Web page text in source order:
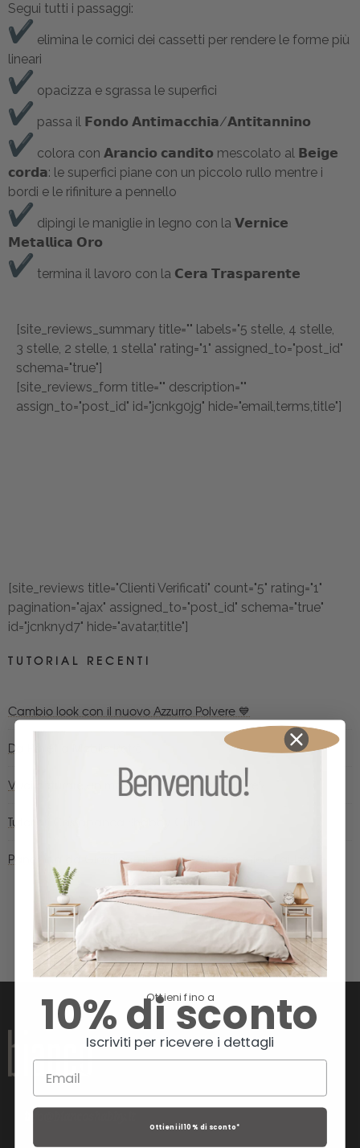
Segui tutti i passaggi:
elimina le cornici dei cassetti per rendere le forme più
lineari
opacizza e sgrassa le superfici
passa il 𝗙𝗼𝗻𝗱𝗼 𝗔𝗻𝘁𝗶𝗺𝗮𝗰𝗰𝗵𝗶𝗮/𝗔𝗻𝘁𝗶𝘁𝗮𝗻𝗻𝗶𝗻𝗼
colora con 𝗔𝗿𝗮𝗻𝗰𝗶𝗼 𝗰𝗮𝗻𝗱𝗶𝘁𝗼 mescolato al 𝗕𝗲𝗶𝗴𝗲
𝗰𝗼𝗿𝗱𝗮: le superfici piane con un piccolo rullo mentre i
bordi e le rifiniture a pennello
dipingi le maniglie in legno con la 𝗩𝗲𝗿𝗻𝗶𝗰𝗲
𝗠𝗲𝘁𝗮𝗹𝗹𝗶𝗰𝗮 𝗢𝗿𝗼
termina il lavoro con la 𝗖𝗲𝗿𝗮 𝗧𝗿𝗮𝘀𝗽𝗮𝗿𝗲𝗻𝘁𝗲
[site_reviews_summary title="" labels="5 stelle, 4 stelle,
3 stelle, 2 stelle, 1 stella" rating="1" assigned_to="post_id"
schema="true"]
[site_reviews_form title="" description=""
assign_to="post_id" id="jcnkg0jg" hide="email,terms,title"]
[site_reviews title="Clienti Verificati" count="5" rating="1"
pagination="ajax" assigned_to="post_id" schema="true"
id="jcnknyd7" hide="avatar,title"]
TUTORIAL RECENTI
Cambio look con il nuovo Azzurro Polvere 💙
Da Pallet a Mobile Retrò
Vuoi pitturare un mobile ma temi di sbagliare?
Tutorial: Cassapanca Shabby Chic
Panchina da Giardino Originale ed Economica Fai-Da-Te
Ottieni fino a
10% di sconto
Iscriviti per ricevere i dettagli
Ottieni il 10% di sconto*